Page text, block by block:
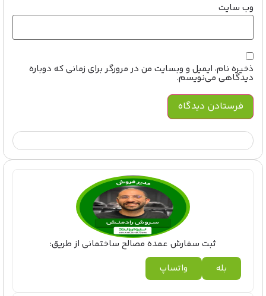
وب‌ سایت
ذخیره نام، ایمیل و وبسایت من در مرورگر برای زمانی که دوباره
دیدگاهی می‌نویسم.
ثبت سفارش عمده مصالح ساختمانی از طریق:
واتساپ